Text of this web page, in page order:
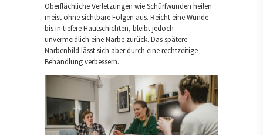
Oberflächliche Verletzungen wie Schürfwunden heilen
meist ohne sichtbare Folgen aus. Reicht eine Wunde
bis in tiefere Hautschichten, bleibt jedoch
unvermeidlich eine Narbe zurück. Das spätere
Narbenbild lässt sich aber durch eine rechtzeitige
Behandlung verbessern.